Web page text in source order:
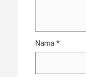
Nama *